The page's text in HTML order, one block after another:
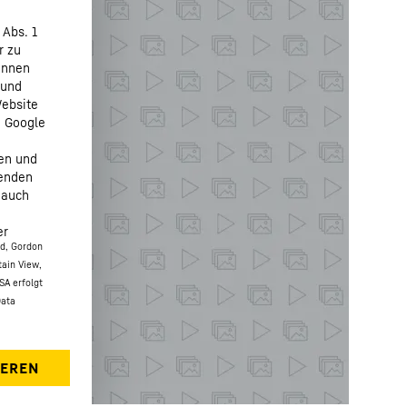
1
zu
und
Gordon
View,
erfolgt